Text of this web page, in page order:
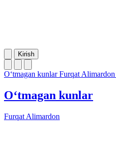
Kirish
O‘tmagan kunlar Furqat Alimardon
O‘tmagan kunlar
Furqat Alimardon